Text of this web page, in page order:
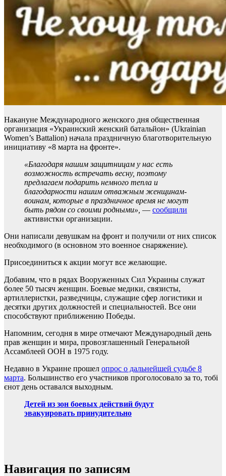
Накануне Международного женского дня общественная
организация «Украинский женский батальйон» (Ukrainian
Women’s Battalion) начала праздничную благотворительную
инициативу «8 марта на фронте».
«Благодаря нашим защитницам у нас есть
возможность встречать весну, поэтому
предлагаем подарить немного тепла и
благодарности нашим отважным женщинам-
воинам, которые в праздничное время не могут
быть рядом со своими родными», — сообщили
активистки организации.
Они написали девушкам на фронт и получили от них список
необходимого (в основном это военное снаряжение).
Присоединиться к акции могут все желающие.
Добавим, что в рядах Вооруженных Сил Украины служат
более 50 тысяч женщин. Боевые медики, связисты,
артиллеристки, разведчицы, служащие сфер логистики и
десятки других должностей и специальностей. Все они
способствуют приближению Победы.
Напомним, сегодня в мире отмечают Международный день
прав женщин и мира, провозглашенный Генеральной
Ассамблеей ООН в 1975 году.
Недавно в Украине прошел опрос о дальнейшей судьбе 8
марта. Большинство его участников проголосовало за то, тобі
єнот день оставался выходным.
Детей из зон боевых действий будут
эвакуировать принудительно
Навигация по записям